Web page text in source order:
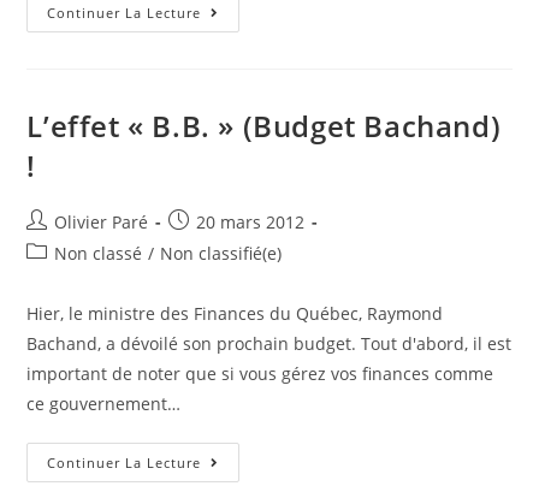
Continuer La Lecture 5
Faits
L’impact
Vous
L’effet « B.B. » (Budget Bachand)
!
Auteur/autrice
de
Olivier Paré
Post
published:
20 mars 2012
PostNon classé / Non classifié(e)
Hier, le ministre des Finances du Québec, Raymond
Bachand, a dévoilé son prochain budget. Tout d'abord, il est
important de noter que si vous gérez vos finances comme
ce gouvernement…
Continuer La Lecture L’effet
« B.B. »